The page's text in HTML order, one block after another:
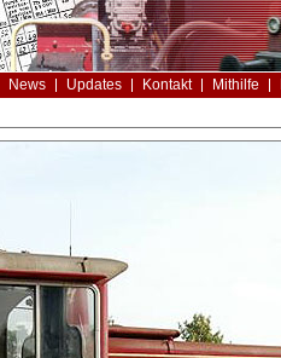
News Updates Kontakt Mithilfe